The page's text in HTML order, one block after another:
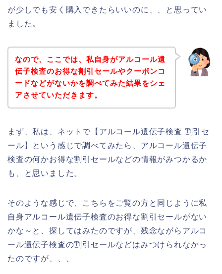
が少しでも安く購入できたらいいのに、、と思ってい
ました。
なので、ここでは、私自身がアルコール遺
伝子検査のお得な割引セールやクーポンコ
ードなどがないかを調べてみた結果をシェ
アさせていただきます。
まず、私は、ネットで【アルコール遺伝子検査 割引セ
ール】という感じで調べてみたら、アルコール遺伝子
検査の何かお得な割引セールなどの情報がみつかるか
も、と思いました。
そのような感じで、こちらをご覧の方と同じように私
自身アルコール遺伝子検査のお得な割引セールがない
かな～と、探してはみたのですが、残念ながらアルコ
ール遺伝子検査の割引セールなどはみつけられなかっ
たのですが、、、